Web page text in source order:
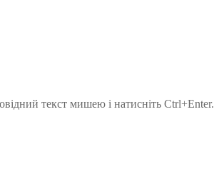
текст мишею і натисніть Ctrl+Enter.